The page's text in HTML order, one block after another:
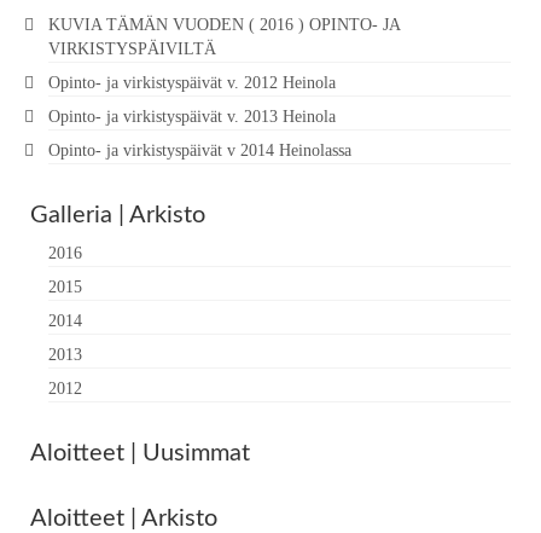
KUVIA TÄMÄN VUODEN ( 2016 ) OPINTO- JA
VIRKISTYSPÄIVILTÄ
Opinto- ja virkistyspäivät v. 2012 Heinola
Opinto- ja virkistyspäivät v. 2013 Heinola
Opinto- ja virkistyspäivät v 2014 Heinolassa
Galleria | Arkisto
2016
2015
2014
2013
2012
Aloitteet | Uusimmat
Aloitteet | Arkisto